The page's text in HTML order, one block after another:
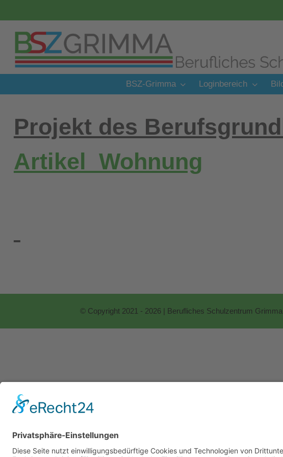
springen
BSZ-Grimma Loginbereich
Projekt des
Artikel_Wohnung
© Copyright 2021 - 2026 | Berufliches Schulzentrum